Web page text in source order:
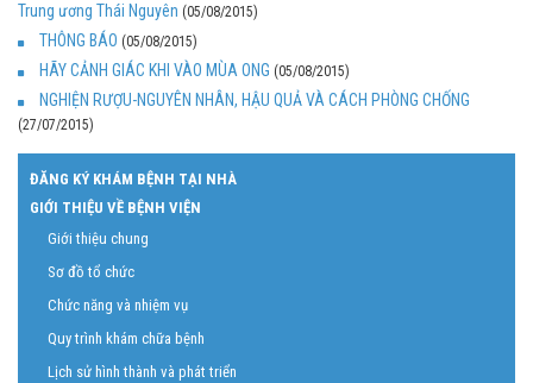
Trung ương Thái Nguyên (05/08/2015)
THÔNG BÁO (05/08/2015)
HÃY CẢNH GIÁC KHI VÀO MÙA ONG (05/08/2015)
NGHIỆN RƯỢU-NGUYÊN NHÂN, HẬU QUẢ VÀ CÁCH PHÒNG CHỐNG
(27/07/2015)
ĐĂNG KÝ KHÁM BỆNH TẠI NHÀ
GIỚI THIỆU VỀ BỆNH VIỆN
Giới thiệu chung
Sơ đồ tổ chức
Chức năng và nhiệm vụ
Quy trình khám chữa bệnh
Lịch sử hình thành và phát triển